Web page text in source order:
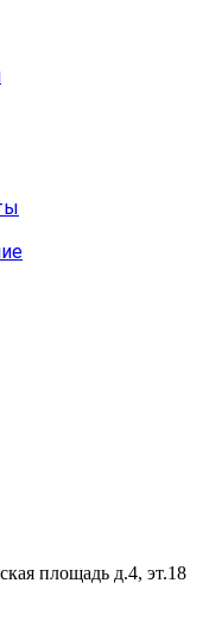
площадь д.4, эт.18